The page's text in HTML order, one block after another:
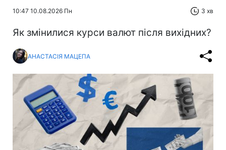
10:47 10.08.2026 Пн 3 хв
Як змінилися курси валют після вихідних?
АНАСТАСІЯ МАЦЕПА